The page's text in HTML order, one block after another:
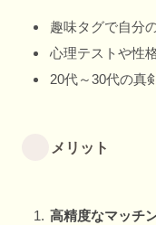
趣味タグで自分
心理テストや性
20代～30代の真
メリット
高精度なマッチ